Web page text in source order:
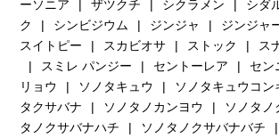
ーソニア ザツクチ シクラメン シダ
ク
シンビジウム ジンジャ ジンジャ
スイトピー
スカビオサ ストック ス
スミレ パンジー
セントーレア セン
リョウ
ソノタキュウ ソノタキュウコン
タクサバナ
ソノタノカンヨウ ソノタノ
タノクサバナハチ
ソノタノクサバナバチ